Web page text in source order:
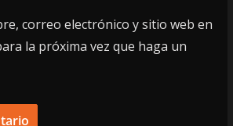
correo electrónico y sitio web en
la próxima vez que haga un